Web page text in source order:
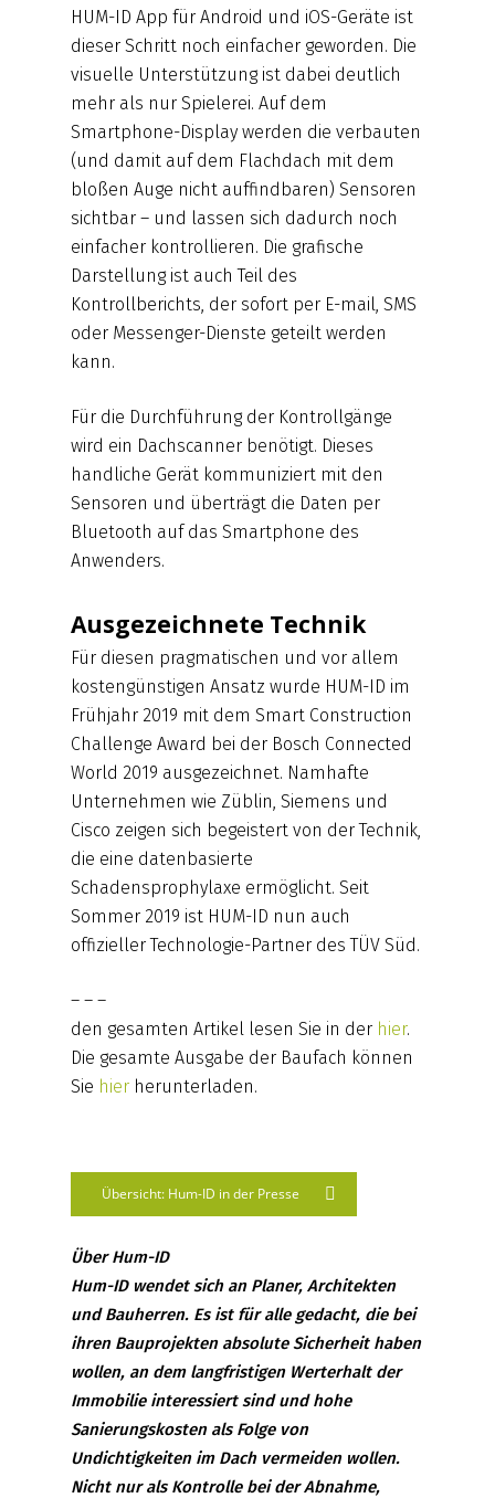
HUM-ID App für Android und iOS-Geräte ist
dieser Schritt noch einfacher geworden. Die
visuelle Unterstützung ist dabei deutlich
mehr als nur Spielerei. Auf dem
Smartphone-Display werden die verbauten
(und damit auf dem Flachdach mit dem
bloßen Auge nicht auffindbaren) Sensoren
sichtbar – und lassen sich dadurch noch
einfacher kontrollieren. Die grafische
Darstellung ist auch Teil des
Kontrollberichts, der sofort per E-mail, SMS
oder Messenger-Dienste geteilt werden
kann.
Für die Durchführung der Kontrollgänge
wird ein Dachscanner benötigt. Dieses
handliche Gerät kommuniziert mit den
Sensoren und überträgt die Daten per
Bluetooth auf das Smartphone des
Anwenders.
Ausgezeichnete Technik
Für diesen pragmatischen und vor allem
kostengünstigen Ansatz wurde HUM-ID im
Frühjahr 2019 mit dem Smart Construction
Challenge Award bei der Bosch Connected
World 2019 ausgezeichnet. Namhafte
Unternehmen wie Züblin, Siemens und
Cisco zeigen sich begeistert von der Technik,
die eine datenbasierte
Schadensprophylaxe ermöglicht. Seit
Sommer 2019 ist HUM-ID nun auch
offizieller Technologie-Partner des TÜV Süd.
– – –
den gesamten Artikel lesen Sie in der hier.
Die gesamte Ausgabe der Baufach können
Sie hier herunterladen.
Übersicht: Hum-ID in der Presse
Über Hum-ID
Hum-ID wendet sich an Planer, Architekten
und Bauherren. Es ist für alle gedacht, die bei
ihren Bauprojekten absolute Sicherheit haben
wollen, an dem langfristigen Werterhalt der
Immobilie interessiert sind und hohe
Sanierungskosten als Folge von
Undichtigkeiten im Dach vermeiden wollen.
Nicht nur als Kontrolle bei der Abnahme,